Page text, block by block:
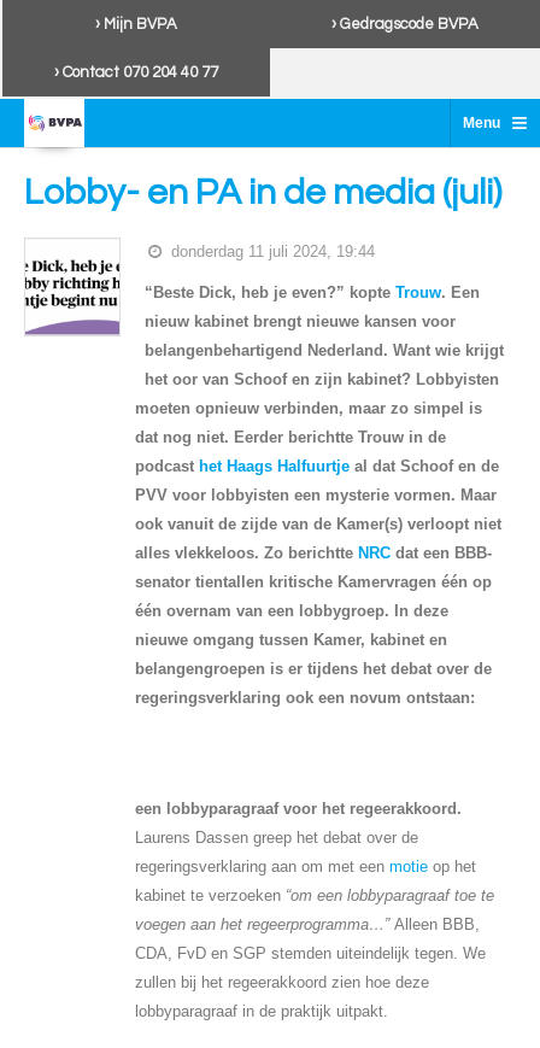
› Mijn BVPA › Gedragscode BVPA
› Contact 070 204 40 77
Menu ≡
Lobby- en PA in de media (juli)
donderdag 11 juli 2024, 19:44
“Beste Dick, heb je even?” kopte Trouw. Een
nieuw kabinet brengt nieuwe kansen voor
belangenbehartigend Nederland. Want wie krijgt
het oor van Schoof en zijn kabinet? Lobbyisten
moeten opnieuw verbinden, maar zo simpel is
dat nog niet. Eerder berichtte Trouw in de
podcast het Haags Halfuurtjeal dat Schoof en de
PVV voor lobbyisten een mysterie vormen. Maar
ook vanuit de zijde van de Kamer(s) verloopt niet
alles vlekkeloos. Zo berichtte NRCdat een BBB-
senator tientallen kritische Kamervragen één op
één overnam van een lobbygroep. In deze
nieuwe omgang tussen Kamer, kabinet en
belangengroepen is er tijdens het debat over de
regeringsverklaring ook een novum ontstaan:
een lobbyparagraaf voor het regeerakkoord.
Laurens Dassen greep het debat over de
regeringsverklaring aan om met een motieop het
kabinet te verzoeken “om een lobbyparagraaf toe te
voegen aan het regeerprogramma…” Alleen BBB,
CDA, FvD en SGP stemden uiteindelijk tegen. We
zullen bij het regeerakkoord zien hoe deze
lobbyparagraaf in de praktijk uitpakt.